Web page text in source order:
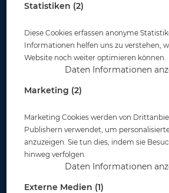
Mirazyme -
Statistiken (2)
Diese Cookies erfassen anonyme
Informationen helfen uns zu verstehen,
Website noch weiter optimieren können.
Daten Informationen
Marketing (2)
Marketing Cookies werden von
Publishern verwendet, um
anzuzeigen. Sie tun dies, indem sie
hinweg verfolgen.
Daten Informationen
Externe Medien (1)